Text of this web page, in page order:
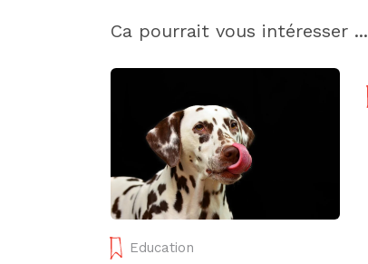
Ca pourrait vous intéresser ...
Education